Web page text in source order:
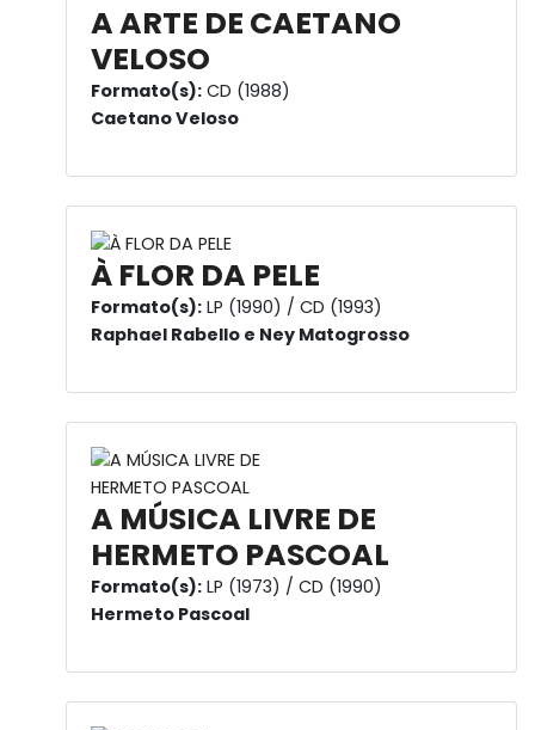
A ARTE DE CAETANO
VELOSO
Formato(s): CD (1988)
Caetano Veloso
À FLOR DA PELE
Formato(s): LP (1990) / CD (1993)
Raphael Rabello e Ney Matogrosso
A MÚSICA LIVRE DE
HERMETO PASCOAL
Formato(s): LP (1973) / CD (1990)
Hermeto Pascoal